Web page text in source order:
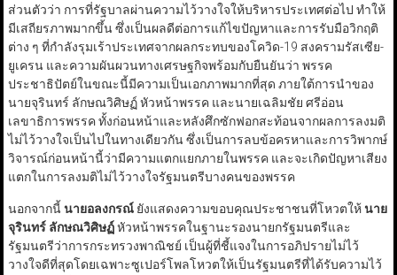
ส่วนตัวว่า การที่รัฐบาลผ่านความไว้วางใจให้บริหารประเทศต่อไป ทำให้
มีเสถียรภาพมากขึ้น ซึ่งเป็นผลดีต่อการแก้ไขปัญหาและการรับมือวิกฤติ
ต่าง ๆ ที่กำลังรุมเร้าประเทศจากผลกระทบของโควิด-19 สงครามรัสเซีย-
ยูเครน และความผันผวนทางเศรษฐกิจพร้อมกับยืนยันว่า พรรค
ประชาธิปัตย์ในขณะนี้มีความเป็นเอกภาพมากที่สุด ภายใต้การนำของ
นายจุรินทร์ ลักษณวิศิษฏ์ หัวหน้าพรรค และนายเฉลิมชัย ศรีอ่อน
เลขาธิการพรรค ทั้งก่อนหน้าและหลังศึกซักฟอกสะท้อนจากผลการลงมติ
ไม่ไว้วางใจเป็นไปในทางเดียวกัน ซึ่งเป็นการลบข้อครหาและการวิพากษ์
วิจารณ์ก่อนหน้านี้ว่ามีความแตกแยกภายในพรรค และจะเกิดปัญหาเสียง
แตกในการลงมติไม่ไว้วางใจรัฐมนตรีบางคนของพรรค
นอกจากนี้นายอลงกรณ์ยังแสดงความขอบคุณประชาชนที่โหวตให้นาย
จุรินทร์ ลักษณวิศิษฏ์หัวหน้าพรรคในฐานะรองนายกรัฐมนตรีและ
รัฐมนตรีว่าการกระทรวงพาณิชย์ เป็นผู้ที่ชี้แจงในการอภิปรายไม่ไว้
วางใจดีที่สุดโดยเฉพาะซูเปอร์โพลโหวตให้เป็นรัฐมนตรีที่ได้รับความไว้